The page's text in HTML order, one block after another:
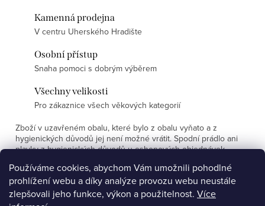
Používáme cookies, abychom Vám umožnili pohodlné
prohlížení webu a díky analýze provozu webu neustále
zlepšovali jeho funkce, výkon a použitelnost. Více
Kamenná prodejna
V centru Uherského Hradište
Osobní přístup
Snaha pomoci s dobrým výběrem
Všechny velikosti
Pro zákaznice všech věkových kategorií
Zboží v uzavřeném obalu, které bylo z obalu vyňato a z
hygienických důvodů jej není možné vrátit. Spodní prádlo ani
plavky z hygienických důvodů u eshopových objednávek
Z